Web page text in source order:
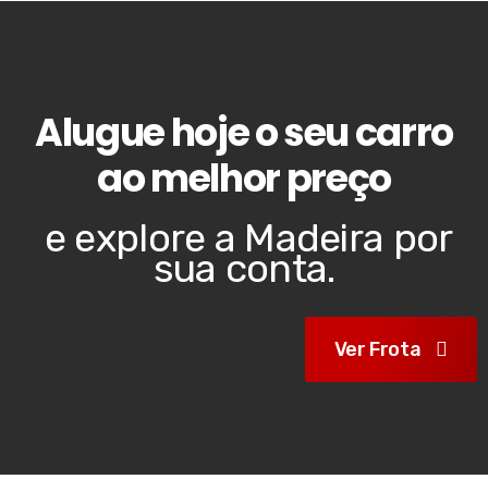
Alugue hoje o seu carro
ao melhor preço
e explore a Madeira por
sua conta.
Ver Frota